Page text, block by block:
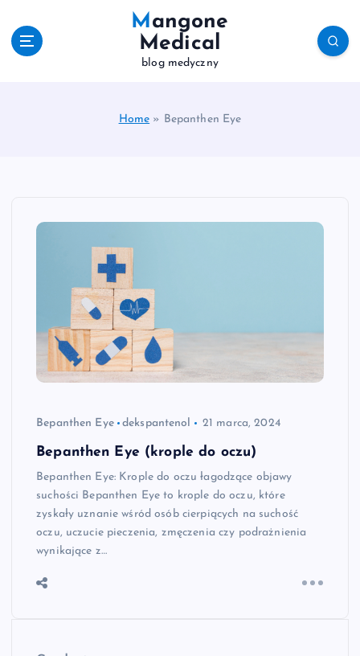
Mangone
Medical
blog medyczny
Home » Bepanthen Eye
Bepanthen Eye dekspantenol 21 marca, 2024
Bepanthen Eye (krople do oczu)
Bepanthen Eye: Krople do oczu łagodzące objawy
suchości Bepanthen Eye to krople do oczu, które
zyskały uznanie wśród osób cierpiących na suchość
oczu, uczucie pieczenia, zmęczenia czy podrażnienia
wynikające z…